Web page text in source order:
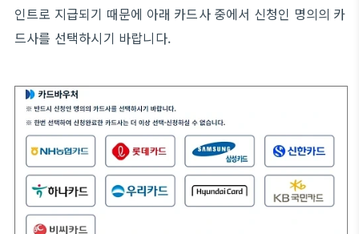
인트로 지급되기 때문에 아래 카드사 중에서 신청인 명의의 카
드사를 선택하시기 바랍니다.